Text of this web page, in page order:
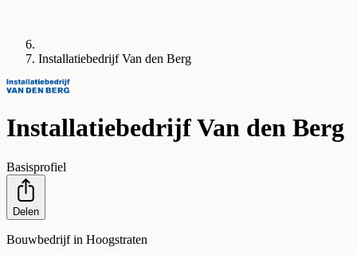
Installatiebedrijf Van den Berg
Installatiebedrijf Van den Berg
Basisprofiel
Delen
Bouwbedrijf in Hoogstraten